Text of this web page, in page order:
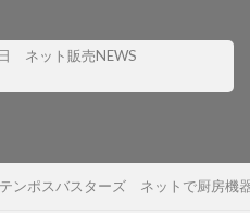
ネット販売NEWS
テンポスバスターズ ネットで厨房機